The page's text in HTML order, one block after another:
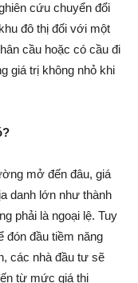
cứ‌u chuyển đổi
đô thị đối với một
cầu hoặc có cầu đi
giá trị không nhỏ khi
mở đến đâu, giá
danh lớn như thành
phải là ngoại lệ. Tuy
đón đầu tiềm năng
các nhà đầu tư sẽ
từ mức giá thị